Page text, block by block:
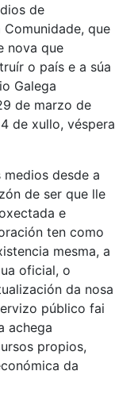
de
que
nova que
o país e a súa
Galega
de marzo de
de xullo, véspera
desde a
de ser que lle
e
ten como
mesma, a
oficial, o
da nosa
público fai
achega
propios,
da